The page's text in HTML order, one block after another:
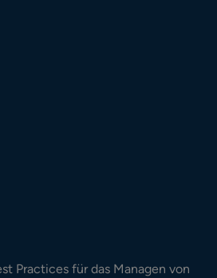
Practices für das Managen von